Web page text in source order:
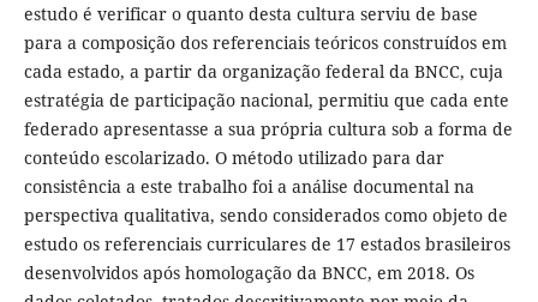
estudo é verificar o quanto desta cultura serviu de base
para a composição dos referenciais teóricos construídos em
cada estado, a partir da organização federal da BNCC, cuja
estratégia de participação nacional, permitiu que cada ente
federado apresentasse a sua própria cultura sob a forma de
conteúdo escolarizado. O método utilizado para dar
consistência a este trabalho foi a análise documental na
perspectiva qualitativa, sendo considerados como objeto de
estudo os referenciais curriculares de 17 estados brasileiros
desenvolvidos após homologação da BNCC, em 2018. Os